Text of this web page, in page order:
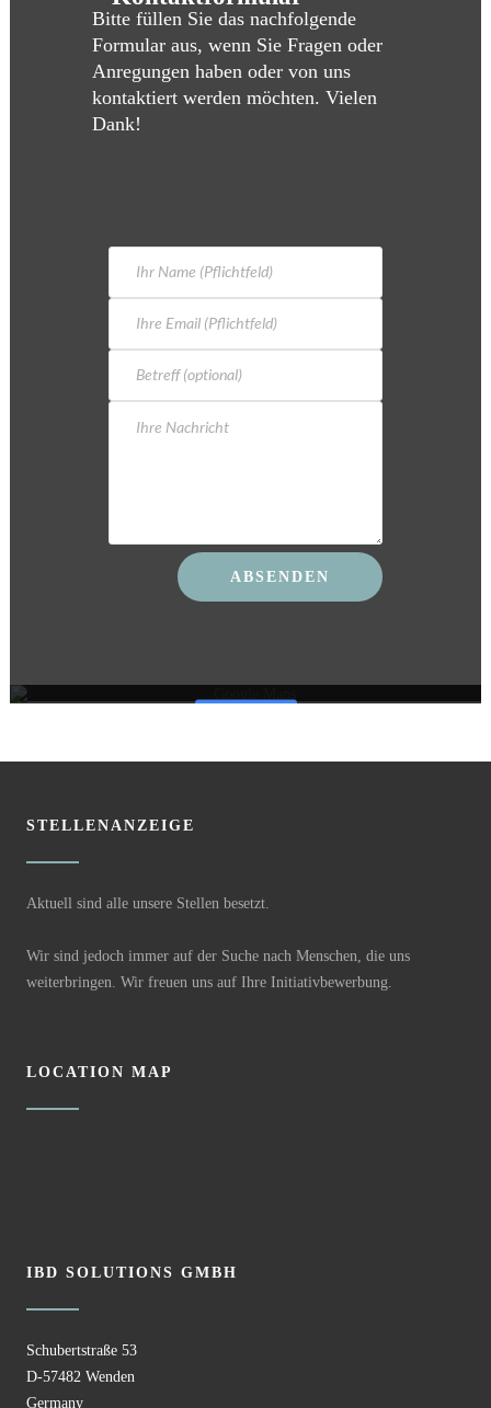
Bitte füllen Sie das nachfolgende
Formular aus, wenn Sie Fragen oder
Anregungen haben oder von uns
kontaktiert werden möchten. Vielen
Dank!
STELLENANZEIGE
Aktuell sind alle unsere Stellen besetzt.
Wir sind jedoch immer auf der Suche nach Menschen, die uns
weiterbringen. Wir freuen uns auf Ihre Initiativbewerbung.
LOCATION MAP
IBD SOLUTIONS GMBH
Schubertstraße 53
D-57482 Wenden
Germany